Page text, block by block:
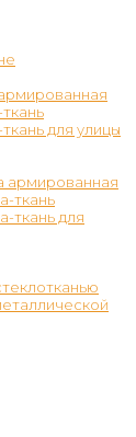
для улицы
армированная
ткань
ткань для